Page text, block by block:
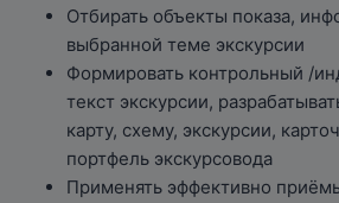
Отбирать объекты показа,
выбранной теме экскурсии
Формировать контрольный /
текст экскурсии,
карту, схему, экскурсии,
портфель экскурсовода
Применять эффективно